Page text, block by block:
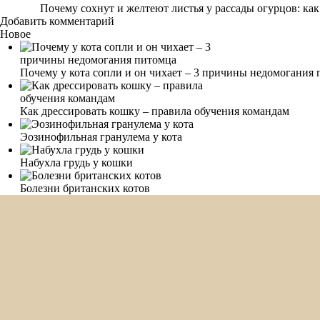
Почему сохнут и желтеют листья у рассады огурцов:
Добавить комментарий
Новое
Почему у кота сопли и он чихает – 3 причины недомогания
Как дрессировать кошку – правила обучения командам
Эозинофильная гранулема у кота
Набухла грудь у кошки
Болезни британских котов